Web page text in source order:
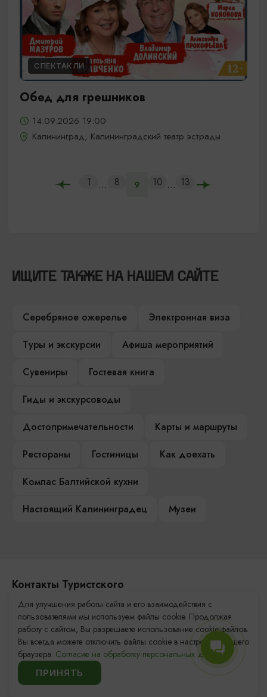
СПЕКТАКЛИ
Обед для грешников
14.09.2026 19:00
Калининград, Калининградский театр эстрады
1 ... 8 9 10 ... 13
ИЩИТЕ ТАКЖЕ НА НАШЕМ САЙТЕ
Серебряное ожерелье
Электронная виза
Туры и экскурсии
Афиша мероприятий
Сувениры
Гостевая книга
Гиды и экскурсоводы
Достопримечательности
Карты и маршруты
Рестораны
Гостиницы
Как доехать
Компас Балтийской кухни
Настоящий Калининградец
Музеи
Контакты Туристского
информационного центра
+7 (4012) 555-200
8 (800) 200-55-39
info@visit-kaliningrad.ru
Для улучшения работы сайта и его взаимодействия с
пользователями мы используем файлы cookie. Продолжая
работу с сайтом, Вы разрешаете использование cookie-файлов.
Вы всегда можете отключить файлы cookie в настройках Вашего
браузера. Согласие на обработку персональных данных.
ПРИНЯТЬ